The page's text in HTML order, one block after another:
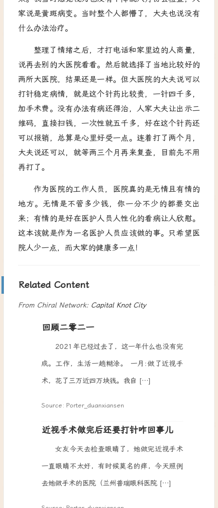
家说是黄斑病变。当时整个人都懵了，大夫也说没有
什么办法治疗。
整理了情绪之后，才打电话和家里边的人商量，
说再去别的大医院看看。然后就选择了当地比较好的
两所大医院，结果还是一样。但大医院的大夫说可以
打针稳定病情，就是这个针药比较贵，一针四千多，
加手术费。没有办法有病还得治，人家大夫让出示二
维码，直接扫钱，一次性就五千多，好在这个针药还
可以报销，总算是心里好受一点。连着打了两个月，
大夫说还可以，就等两三个月再来复查，目前先不用
再打了。
作为医院的工作人员，医院真的是无情且有情的
地方。无情是不管多少钱，你一分不少的都要交出
来；有情的是好在医护人员人性化的看病让人欣慰。
这本该就是作为一名医护人员应该做的事。只希望医
院人少一点，而大家的健康多一点！
Related Content
From Chiral Network: Capital Knot City
回顾二零二一
2021年已经过去了，这一年什么也没有完
成。工作，生活一趟糊涂。 一月:做了近视手
术，花了三万近四万块钱。我自 […]
Source: Porter_duanxiansen
近视手术做完后还要打针咋回事儿
女友今天去检查眼睛了，她做完近视手术
一直眼睛不太好，有时候莫名的痒，今天照例
去她做手术的医院（兰州普瑞眼科医院 […]